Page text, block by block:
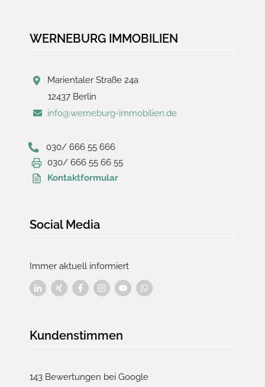
WERNEBURG IMMOBILIEN
Marientaler Straße 24a
12437 Berlin
info@werneburg-immobilien.de
030/ 666 55 666
030/ 666 55 66 55
Kontaktformular
Social Media
Immer aktuell informiert
Kundenstimmen
143 Bewertungen bei Google